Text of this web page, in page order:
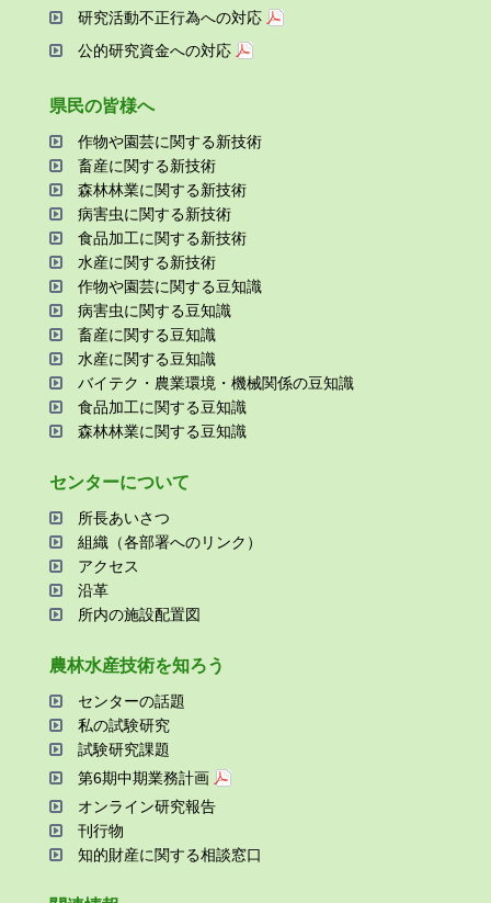
研究活動不正⾏為への対応
公的研究資金への対応
県⺠の皆様へ
作物や園芸に関する新技術
畜産に関する新技術
森林林業に関する新技術
病害⾍に関する新技術
⾷品加⼯に関する新技術
⽔産に関する新技術
作物や園芸に関する⾖知識
病害⾍に関する⾖知識
畜産に関する⾖知識
⽔産に関する⾖知識
バイテク・農業環境・機械関係の⾖知識
⾷品加⼯に関する⾖知識
森林林業に関する⾖知識
センターについて
所⻑あいさつ
組織（各部署へのリンク）
アクセス
沿⾰
所内の施設配置図
農林⽔産技術を知ろう
センターの話題
私の試験研究
試験研究課題
第6期中期業務計画
オンライン研究報告
刊⾏物
知的財産に関する相談窓⼝